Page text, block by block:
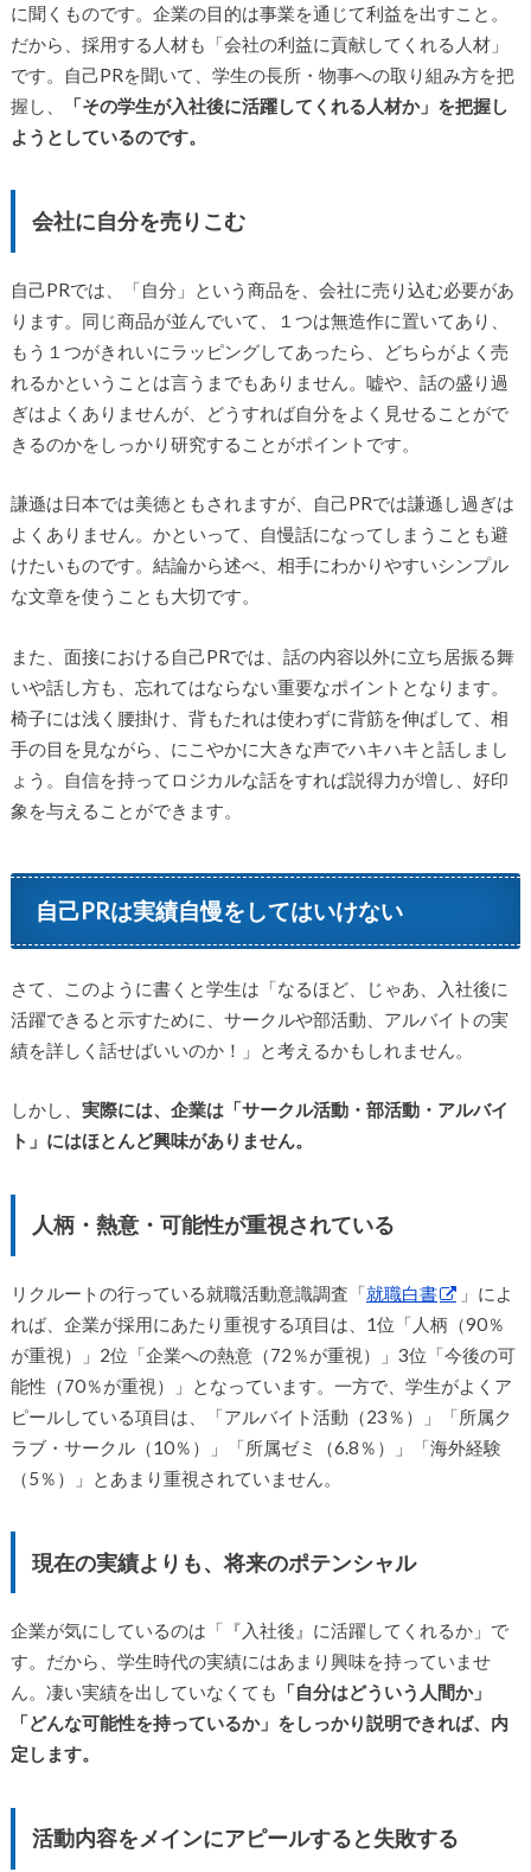
に聞くものです。企業の目的は事業を通じて利益を出すこと。
だから、採用する人材も「会社の利益に貢献してくれる人材」
です。自己PRを聞いて、学生の長所・物事への取り組み方を把
握し、
「その学生が入社後に活躍してくれる人材か」を把握し
ようとしているのです。
会社に自分を売りこむ
自己PRでは、「自分」という商品を、会社に売り込む必要があ
ります。同じ商品が並んでいて、１つは無造作に置いてあり、
もう１つがきれいにラッピングしてあったら、どちらがよく売
れるかということは言うまでもありません。嘘や、話の盛り過
ぎはよくありませんが、どうすれば自分をよく見せることがで
きるのかをしっかり研究することがポイントです。
謙遜は日本では美徳ともされますが、自己PRでは謙遜し過ぎは
よくありません。かといって、自慢話になってしまうことも避
けたいものです。結論から述べ、相手にわかりやすいシンプル
な文章を使うことも大切です。
また、面接における自己PRでは、話の内容以外に立ち居振る舞
いや話し方も、忘れてはならない重要なポイントとなります。
椅子には浅く腰掛け、背もたれは使わずに背筋を伸ばして、相
手の目を見ながら、にこやかに大きな声でハキハキと話しまし
ょう。自信を持ってロジカルな話をすれば説得力が増し、好印
象を与えることができます。
自己PRは実績自慢をしてはいけない
さて、このように書くと学生は「なるほど、じゃあ、入社後に
活躍できると示すために、サークルや部活動、アルバイトの実
績を詳しく話せばいいのか！」と考えるかもしれません。
しかし、 実際には、企業は「サークル活動・部活動・アルバイ
ト」にはほとんど興味がありません。
人柄・熱意・可能性が重視されている
リクルートの行っている就職活動意識調査「就職白書
」によ
れば、企業が採用にあたり重視する項目は、1位「人柄（90％
が重視）」2位「企業への熱意（72％が重視）」3位「今後の可
能性（70％が重視）」となっています。一方で、学生がよくア
ピールしている項目は、「アルバイト活動（23％）」「所属ク
ラブ・サークル（10％）」「所属ゼミ（6.8％）」「海外経験
（5％）」とあまり重視されていません。
現在の実績よりも、将来のポテンシャル
企業が気にしているのは「『入社後』に活躍してくれるか」で
す。だから、学生時代の実績にはあまり興味を持っていませ
ん。凄い実績を出していなくても
「自分はどういう人間か」
「どんな可能性を持っているか」をしっかり説明できれば、内
定します。
活動内容をメインにアピールすると失敗する